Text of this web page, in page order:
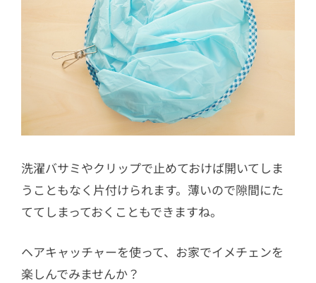
洗濯バサミやクリップで止めておけば開いてしま
うこともなく片付けられます。薄いので隙間にた
ててしまっておくこともできますね。
ヘアキャッチャーを使って、お家でイメチェンを
楽しんでみませんか？